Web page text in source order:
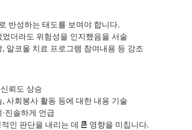
반성하는 태도를 보여야 합니다.
더라도 위험성을 인지했음을 서술
알코올 치료 프로그램 참여내용 등 강조
뢰도 상승
사회봉사 활동 등에 대한 내용 기술
진솔하게 언급
인 판단을 내리는 데 큰 영향을 미칩니다.